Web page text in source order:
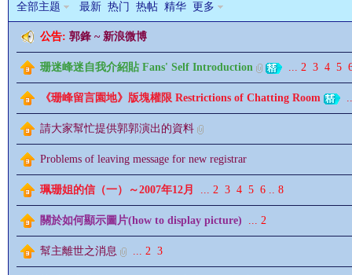
全部主题 最新 热门 热帖 精华 更多
公告: 郭鋒 ~ 新浪微博
珊迷峰迷自我介紹貼 Fans' Self Introduction ... 2 3 4 5
《珊峰留言園地》版塊權限 Restrictions of Chatting Room
請大家幫忙提供郭郭演出的資料
Problems of leaving message for new registrar
珮珊姐的信（一）～2007年12月 ... 2 3 4 5 6 .. 8
關於如何顯示圖片(how to display picture) ... 2
幫主離世之消息 ... 2 3